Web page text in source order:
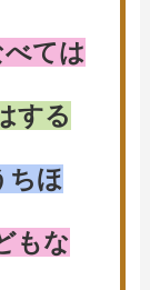
べては
する
ちほ
もな